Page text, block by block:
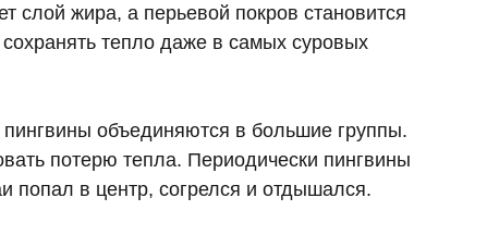
слой жира, а перьевой покров становится
тепло даже в самых суровых
объединяются в большие группы.
потерю тепла. Периодически пингвины
попал в центр, согрелся и отдышался.